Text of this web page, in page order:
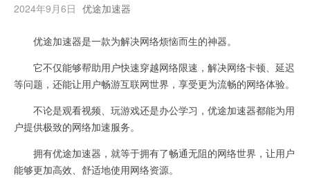
2024年9月6日 优途加速器
优途加速器是一款为解决网络烦恼而生的神器。
它不仅能够帮助用户快速穿越网络限速，解决网络卡顿、延迟
等问题，还能让用户畅游互联网世界，享受更为流畅的网络体验。
不论是观看视频、玩游戏还是办公学习，优途加速器都能为用
户提供极致的网络加速服务。
拥有优途加速器，就等于拥有了畅通无阻的网络世界，让用户
能够更加高效、舒适地使用网络资源。